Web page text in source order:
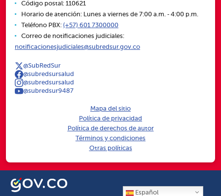
Código postal: 110621
Horario de atención: Lunes a viernes de 7:00 a.m. ‑ 4:00 p.m.
Teléfono PBX: (+57) 601 7300000
Correo de notificaciones judiciales:
notificacionesjudiciales@subredsur.gov.co
@SubRedSur
@subredsursalud
@subredsursalud
@subredsur9487
Mapa del sitio
Política de privacidad
Política de derechos de autor
Términos y condiciones
Otras políticas
Español